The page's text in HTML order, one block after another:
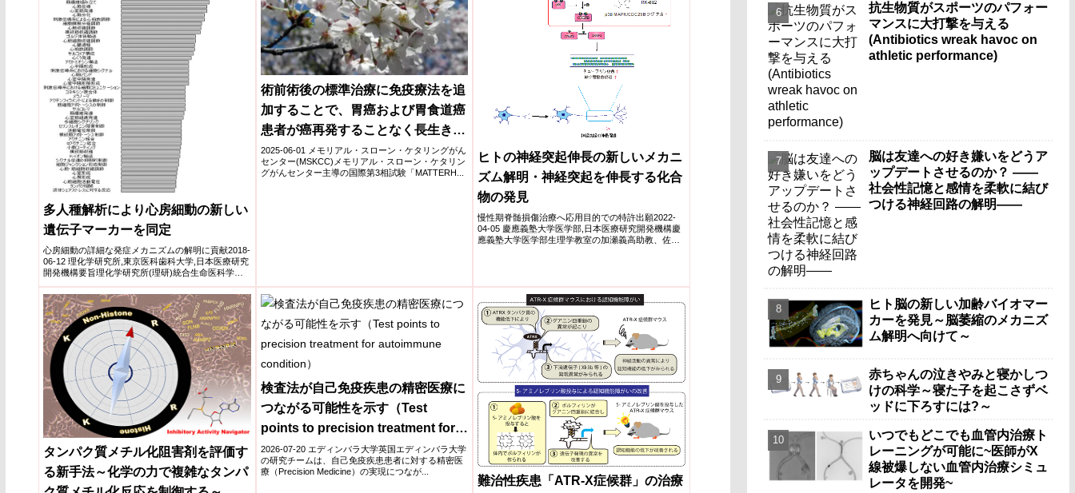
多人種解析により心房細動の新しい
遺伝子マーカーを同定
心房細動の詳細な発症メカニズムの解明に貢献2018-
06-12 理化学研究所,東京医科歯科大学,日本医療研究
開発機構要旨理化学研究所(理研)統合生命医科学研
術前術後の標準治療に免疫療法を追
加することで、胃癌および胃食道癌
患者が癌再発することなく長生きす
ることができる(Adding
Immunotherapy to Standard
2025-06-01 メモリアル・スローン・ケタリングがん
センター(MSKCC)メモリアル・スローン・ケタリン
グがんセンター主導の国際第3相試験「MATTERH...
ヒトの神経突起伸長の新しいメカニ
ズム解明・神経突起を伸長する化合
物の発見
慢性期脊髄損傷治療へ応用目的での特許出願2022-
04-05 慶應義塾大学医学部,日本医療研究開発機構慶
應義塾大学医学部生理学教室の加瀬義高助教、佐藤
タンパク質メチル化阻害剤を評価す
る新手法～化学の力で複雑なタンパ
検査法が自己免疫疾患の精密医療に
つながる可能性を示す（Test
points to precision treatment for
autoimmune condition）
2026-07-20 エディンバラ大学英国エディンバラ大学
の研究チームは、自己免疫疾患患者に対する精密医
療（Precision Medicine）の実現につなが...
難治性疾患「ATR-X症候群」の治療
抗生物質がスポーツのパフォー
マンスに大打撃を与える
(Antibiotics wreak havoc on
athletic performance)
脳は友達への好き嫌いをどうア
ップデートさせるのか？ ――
社会性記憶と感情を柔軟に結び
つける神経回路の解明――
ヒト脳の新しい加齢バイオマー
カーを発見～脳萎縮のメカニズ
ム解明へ向けて～
赤ちゃんの泣きやみと寝かしつ
けの科学～寝た子を起こさずベ
ッドに下ろすには?～
いつでもどこでも血管内治療ト
レーニングが可能に~医師がX
線被爆しない血管内治療シミュ
レータを開発~